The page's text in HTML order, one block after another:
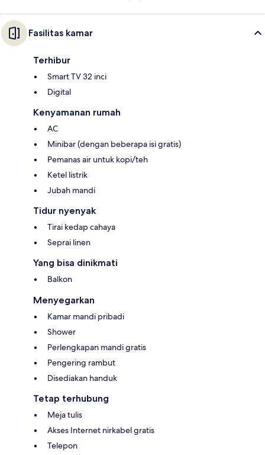
Fasilitas kamar
Terhibur
Smart TV 32 inci
Digital
Kenyamanan rumah
AC
Minibar (dengan beberapa isi gratis)
Pemanas air untuk kopi/teh
Ketel listrik
Jubah mandi
Tidur nyenyak
Tirai kedap cahaya
Seprai linen
Yang bisa dinikmati
Balkon
Menyegarkan
Kamar mandi pribadi
Shower
Perlengkapan mandi gratis
Pengering rambut
Disediakan handuk
Tetap terhubung
Meja tulis
Akses Internet nirkabel gratis
Telepon